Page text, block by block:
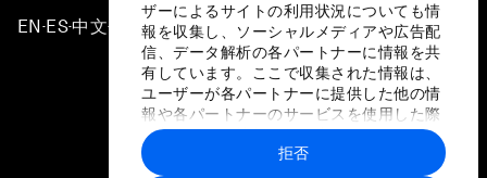
ザーによるサイトの利用状況についても情
報を収集し、ソーシャルメディアや広告配
信、データ解析の各パートナーに情報を共
有しています。ここで収集された情報は、
ユーザーが各パートナーに提供した他の情
報や各パートナーのサービスを使用した際
に収集された情報と組み合わされ、各パー
トナーによって使用されることがありま
拒否
EN ▪ES▪中文▪ 日本語
プライバシーポリシーと利用規約